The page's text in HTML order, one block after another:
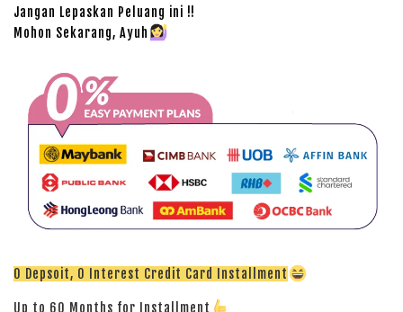
Jangan Lepaskan Peluang ini !!
Mohon Sekarang, Ayuh
0 Depsoit, 0 Interest Credit Card Installment
Up to 60 Months for Installment